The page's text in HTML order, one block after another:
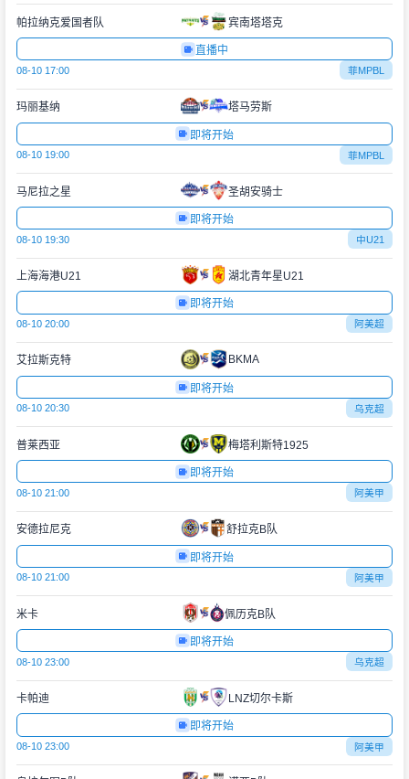
帕拉纳克爱国者队 宾南塔塔克
直播中
08-10 17:00 菲MPBL
玛丽基纳 塔马劳斯
即将开始
08-10 19:00 菲MPBL
马尼拉之星 圣胡安骑士
即将开始
08-10 19:30 中U21
上海海港U21 湖北青年星U21
即将开始
08-10 20:00 阿美超
艾拉斯克特 BKMA
即将开始
08-10 20:30 乌克超
普莱西亚 梅塔利斯特1925
即将开始
08-10 21:00 阿美甲
安德拉尼克 舒拉克B队
即将开始
08-10 21:00 阿美甲
米卡 佩历克B队
即将开始
08-10 23:00 乌克超
卡帕迪 LNZ切尔卡斯
即将开始
08-10 23:00 阿美甲